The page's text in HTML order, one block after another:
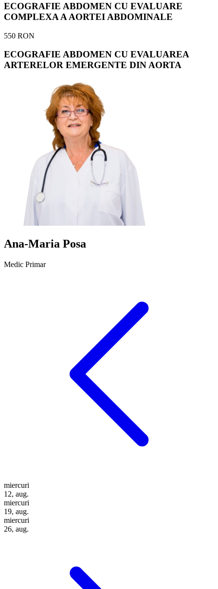
ECOGRAFIE ABDOMEN CU EVALUARE
COMPLEXA A AORTEI ABDOMINALE
550 RON
ECOGRAFIE ABDOMEN CU EVALUAREA
ARTERELOR EMERGENTE DIN AORTA
Ana-Maria Posa
Medic Primar
miercuri
12, aug.
miercuri
19, aug.
miercuri
26, aug.